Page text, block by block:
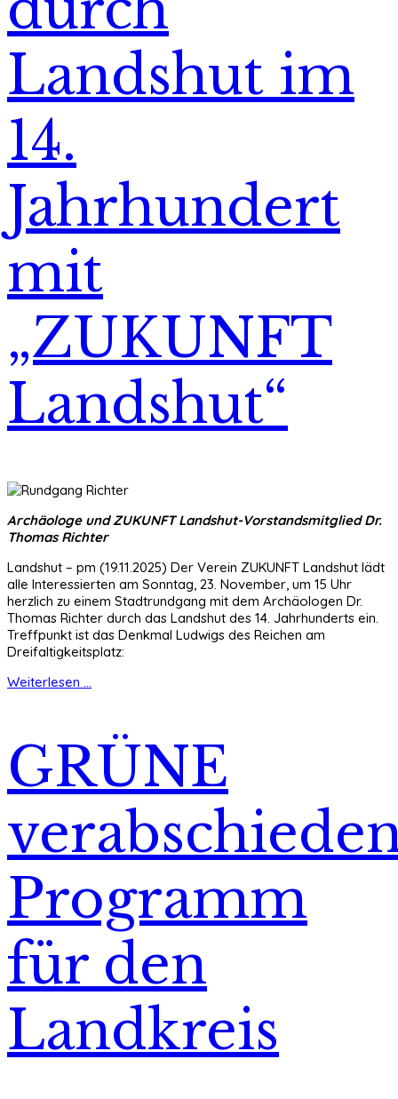
Landshut im
14.
Jahrhundert
mit
„ZUKUNFT
Landshut“
Archäologe und ZUKUNFT Landshut-Vorstandsmitglied Dr.
Thomas Richter
Landshut – pm (19.11.2025) Der Verein ZUKUNFT Landshut lädt
alle Interessierten am Sonntag, 23. November, um 15 Uhr
herzlich zu einem Stadtrundgang mit dem Archäologen Dr.
Thomas Richter durch das Landshut des 14. Jahrhunderts ein.
Treffpunkt ist das Denkmal Ludwigs des Reichen am
Dreifaltigkeitsplatz:
Weiterlesen ...
GRÜNE
Programm
für den
Landkreis